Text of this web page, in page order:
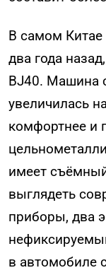
В самом Китае
два года
BJ40. Машина
увеличилась
комфортнее и
имеет
выглядеть
приборы, два
в автомобиле